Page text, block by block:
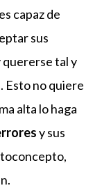
capaz de
sus
tal y
Esto no quiere
alta lo haga
y sus